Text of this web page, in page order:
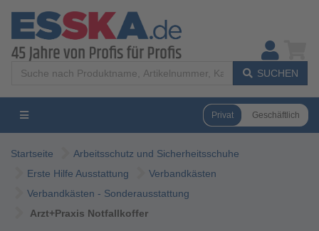
SUCHEN
Privat Geschäftlich
Startseite
Arbeitsschutz und Sicherheitsschuhe
Erste Hilfe Ausstattung
Verbandkästen
Verbandkästen - Sonderausstattung
Arzt+Praxis Notfallkoffer